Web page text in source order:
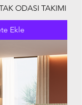
ODASI TAKIMI
Ekle